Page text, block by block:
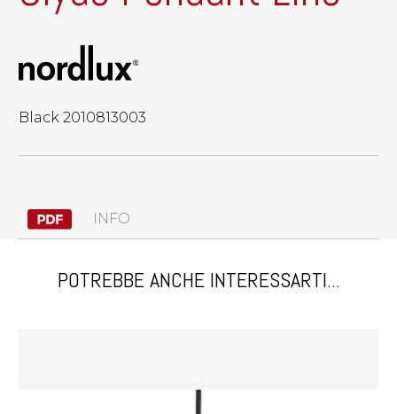
Black 2010813003
INFO
POTREBBE ANCHE INTERESSARTI...